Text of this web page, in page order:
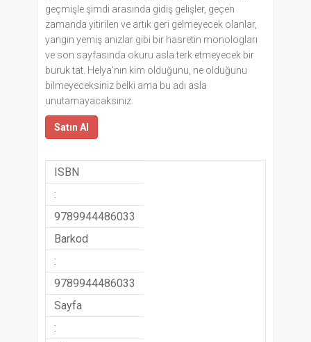
geçmişle şimdi arasında gidiş gelişler, geçen
zamanda yitirilen ve artık geri gelmeyecek olanlar,
yangın yemiş anızlar gibi bir hasretin monologları
ve son sayfasında okuru asla terk etmeyecek bir
buruk tat. Helya'nın kim olduğunu, ne olduğunu
bilmeyeceksiniz belki ama bu adı asla
unutamayacaksınız.
Satın Al
ISBN
:
9789944486033
Barkod
:
9789944486033
Sayfa
: